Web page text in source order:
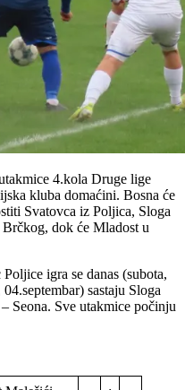
4.kola Druge lige
kluba domaćini. Bosna će
Svatovca iz Poljica, Sloga
dok će Mladost u
igra se danas (subota,
sastaju Sloga
Seona. Sve utakmice počinju